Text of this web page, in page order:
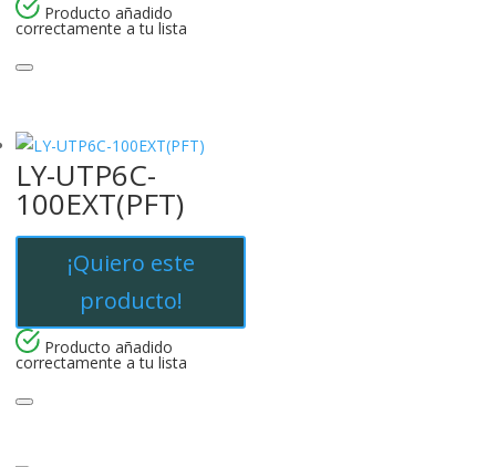
Producto añadido
correctamente a tu lista
LY-UTP6C-
100EXT(PFT)
¡Quiero este
producto!
Producto añadido
correctamente a tu lista